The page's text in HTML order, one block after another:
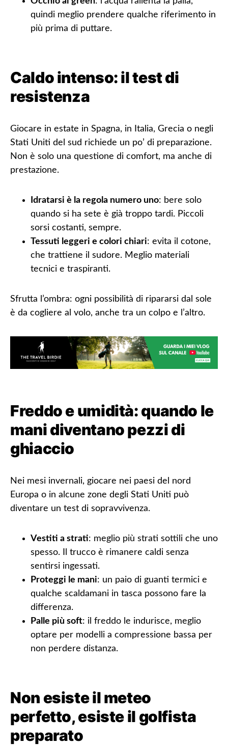
quindi meglio prendere qualche riferimento in
più prima di puttare.
Caldo intenso: il test di
resistenza
Giocare in estate in Spagna, in Italia, Grecia o negli
Stati Uniti del sud richiede un po’ di preparazione.
Non è solo una questione di comfort, ma anche di
prestazione.
Idratarsi è la regola numero uno: bere solo
quando si ha sete è già troppo tardi. Piccoli
sorsi costanti, sempre.
Tessuti leggeri e colori chiari: evita il cotone,
che trattiene il sudore. Meglio materiali
tecnici e traspiranti.
Sfrutta l’ombra: ogni possibilità di ripararsi dal sole
è da cogliere al volo, anche tra un colpo e l’altro.
Freddo e umidità: quando le
mani diventano pezzi di
ghiaccio
Nei mesi invernali, giocare nei paesi del nord
Europa o in alcune zone degli Stati Uniti può
diventare un test di sopravvivenza.
Vestiti a strati: meglio più strati sottili che uno
spesso. Il trucco è rimanere caldi senza
sentirsi ingessati.
Proteggi le mani: un paio di guanti termici e
qualche scaldamani in tasca possono fare la
differenza.
Palle più soft: il freddo le indurisce, meglio
optare per modelli a compressione bassa per
non perdere distanza.
Non esiste il meteo
perfetto, esiste il golfista
preparato